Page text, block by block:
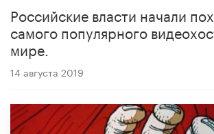
Российские власти начали
самого популярного
мире.
14 августа 2019